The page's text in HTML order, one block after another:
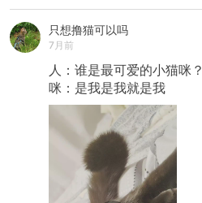
只想撸猫可以吗
7月前
人：谁是最可爱的小猫咪？
咪：是我是我就是我